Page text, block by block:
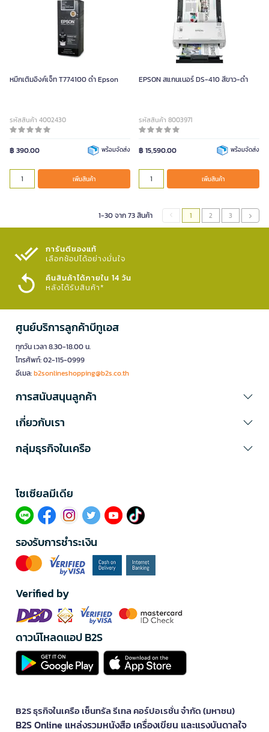
หมึกเติมอิงค์เจ็ท T774100 ดำ Epson
รหัสสินค้า 4002430
฿ 390.00 พร้อมจัดส่ง
เพิ่มสินค้า
EPSON สแกนเนอร์ DS-410 สีขาว-ดำ
รหัสสินค้า 8003971
฿ 15,590.00 พร้อมจัดส่ง
เพิ่มสินค้า
1-30 จาก 73 สินค้า 1 2 3
การันตีของแท้
เลือกช้อปได้อย่างมั่นใจ​
คืนสินค้าได้ภายใน 14 วัน
หลังได้รับสินค้า*
ศูนย์บริการลูกค้าบีทูเอส
ทุกวัน เวลา 8.30-18.00 น.
โทรศัพท์: 02-115-0999
อีเมล:b2sonlineshopping@b2s.co.th
การสนับสนุนลูกค้า
เกี่ยวกับเรา
กลุ่มธุรกิจในเครือ
โซเซียลมีเดีย​
รองรับการชำระเงิน
Verified by
ดาวน์โหลดแอป B2S
B2S ธุรกิจในเครือ เซ็นทรัล รีเทล คอร์ปอเรชั่น จำกัด (มหาชน)
B2S Online แหล่งรวมหนังสือ เครื่องเขียน และแรงบันดาลใจ